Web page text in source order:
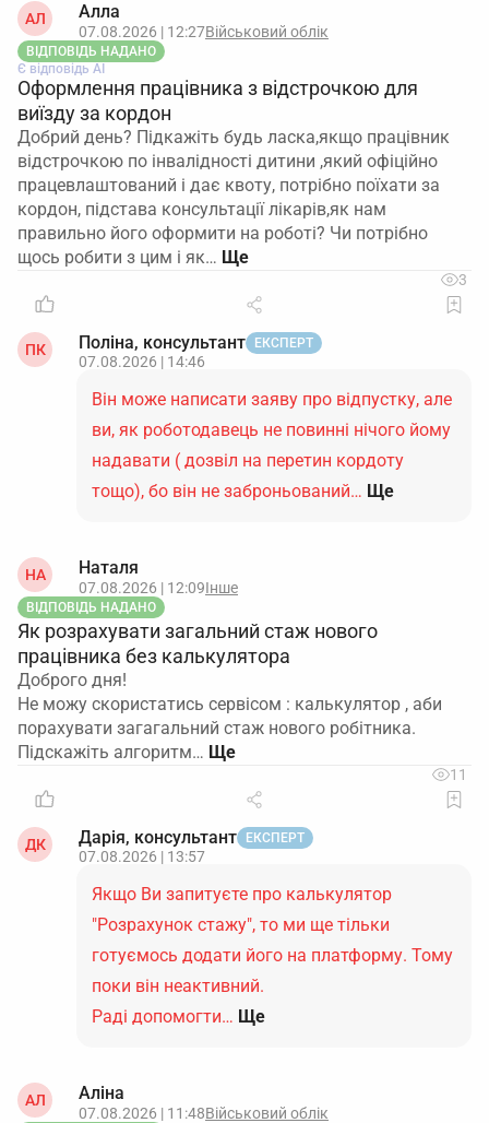
АЛ Алла
07.08.2026 | 12:27Військовий облік
ВІДПОВІДЬ НАДАНО
Є відповідь АІ
Оформлення працівника з відстрочкою для
виїзду за кордон
Добрий день? Підкажіть будь ласка,якщо працівник
відстрочкою по інвалідності дитини ,який офіційно
працевлаштований і дає квоту, потрібно поїхати за
кордон, підстава консультації лікарів,як нам
правильно його оформити на роботі? Чи потрібно
щось робити з цим і як…
3
ПК Поліна, консультант ЕКСПЕРТ
07.08.2026 | 14:46
Він може написати заяву про відпустку, але
ви, як роботодавець не повинні нічого йому
надавати ( дозвіл на перетин кордоту
тощо), бо він не заброньований… Ще
НА Наталя
07.08.2026 | 12:09Інше
ВІДПОВІДЬ НАДАНО
Як розрахувати загальний стаж нового
працівника без калькулятора
Доброго дня!
Не можу скористатись сервісом : калькулятор , аби
порахувати загагальний стаж нового робітника.
Підскажіть алгоритм…
11
ДК Дарія, консультант ЕКСПЕРТ
07.08.2026 | 13:57
Якщо Ви запитуєте про калькулятор
"Розрахунок стажу", то ми ще тільки
готуємось додати його на платформу. Тому
поки він неактивний.
Раді допомогти… Ще
АЛ Аліна
07.08.2026 | 11:48Військовий облік